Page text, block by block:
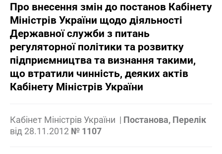
Про внесення змін до постанов Кабінету
Міністрів України щодо діяльності
Державної служби з питань
регуляторної політики та розвитку
підприємництва та визнання такими,
що втратили чинність, деяких актів
Кабінету Міністрів України
Кабінет Міністрів України | Постанова, Перелік
від 28.11.2012 № 1107